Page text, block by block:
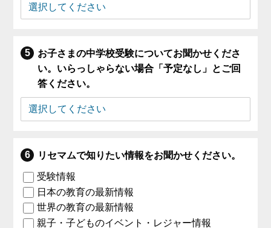
お子さまの中学校受験についてお聞かせくださ
い。いらっしゃらない場合「予定なし」とご回
答ください。
リセマムで知りたい情報をお聞かせください。
受験情報
日本の教育の最新情報
世界の教育の最新情報
親子・子どものイベント・レジャー情報